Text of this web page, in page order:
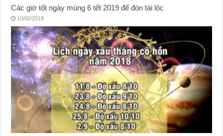
Các giờ tốt ngày mùng 6 tết 2019 để đón tài lộc
10/02/2019